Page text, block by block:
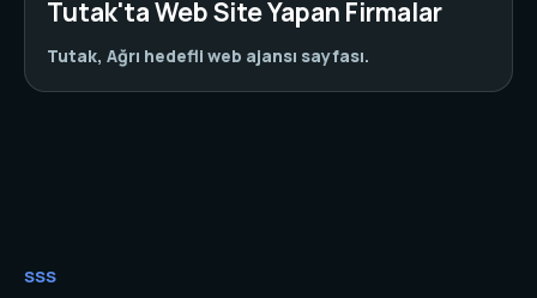
Tutak'ta Web Site Yapan Firmalar
Tutak, Ağrı hedefli web ajansı sayfası.
SSS